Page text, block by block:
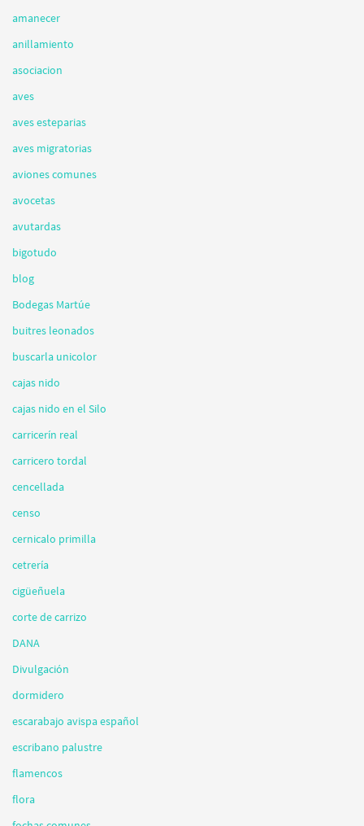
amanecer
anillamiento
asociacion
aves
aves esteparias
aves migratorias
aviones comunes
avocetas
avutardas
bigotudo
blog
Bodegas Martúe
buitres leonados
buscarla unicolor
cajas nido
cajas nido en el Silo
carricerín real
carricero tordal
cencellada
censo
cernicalo primilla
cetrería
cigüeñuela
corte de carrizo
DANA
Divulgación
dormidero
escarabajo avispa español
escribano palustre
flamencos
flora